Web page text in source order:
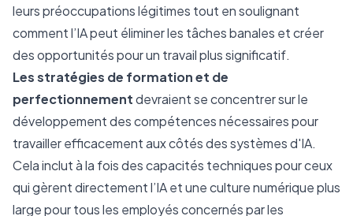
leurs préoccupations légitimes tout en soulignant
comment l’IA peut éliminer les tâches banales et créer
des opportunités pour un travail plus significatif.
Les stratégies de formation et de
perfectionnementdevraient se concentrer sur le
développement des compétences nécessaires pour
travailler efficacement aux côtés des systèmes d'IA.
Cela inclut à la fois des capacités techniques pour ceux
qui gèrent directement l’IA et une culture numérique plus
large pour tous les employés concernés par les